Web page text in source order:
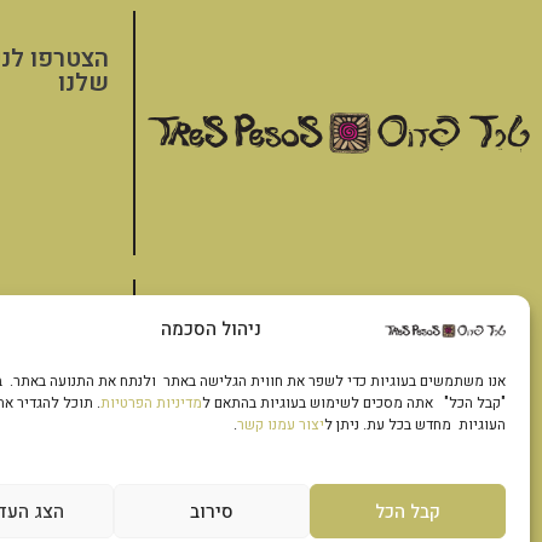
ניהול הסכמה
אנו משתמשים בעוגיות כדי לשפר את חווית הגלישה באתר ולנתח את התנועה באתר.
"קבל הכל" אתה מסכים לשימוש בעוגיות בהתאם למדיניות הפרטיות. תוכל להגדיר
העוגיות מחדש בכל עת. ניתן ליצור עמנו קשר.
קבל הכל סירוב הצג
הצטרפו
שלנו
אודות
מדיניות פרטיות
הצהרת נגישות
אזורי חלוקה ומחירים
טרז פזוס לעסקים
שאלות ותשובות
קראנצ'ים